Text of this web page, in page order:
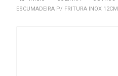
ESCUMADEIRA P/ FRITURA INOX 12CM